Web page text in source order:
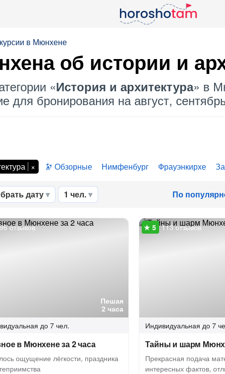
в Мюнхене
об истории и
«История и архитектура» в
для бронирования на август,
Обзорные Нимфенбург Фрауэнкирхе
дату 1 чел. По
Пешая
2 часа
96 отзывов
до 7 чел.
в Мюнхене за 2 часа
ощущение лёгкости, праздника
113 отзывов
Индивидуальная до 7
Тайны и шарм
Прекрасная подача
интересных фактов,